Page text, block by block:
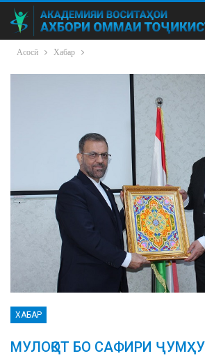
Асосӣ Хабар
ХАБАР
МУЛОҚОТ БО САФИРИ